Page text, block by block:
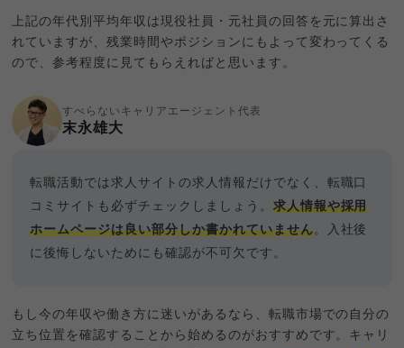
上記の年代別平均年収は現役社員・元社員の回答を元に算出さ
れていますが、残業時間やポジションにもよって変わってくる
ので、参考程度に見てもらえればと思います。
すべらないキャリアエージェント代表
末永雄大
転職活動では求人サイトの求人情報だけでなく、転職口
コミサイトも必ずチェックしましょう。 求人情報や採用
ホームページは良い部分しか書かれていません。入社後
に後悔しないためにも確認が不可欠です。
もし今の年収や働き方に迷いがあるなら、転職市場での自分の
立ち位置を確認することから始めるのがおすすめです。キャリ